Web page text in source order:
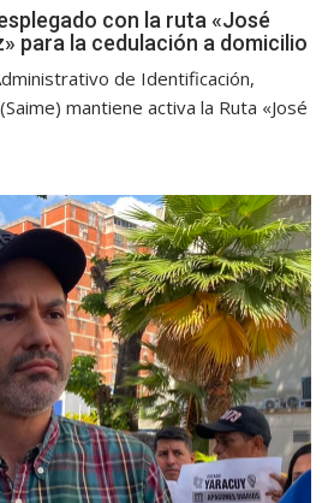
con la ruta «José
para la cedulación a domicilio
de Identificación,
mantiene activa la Ruta «José